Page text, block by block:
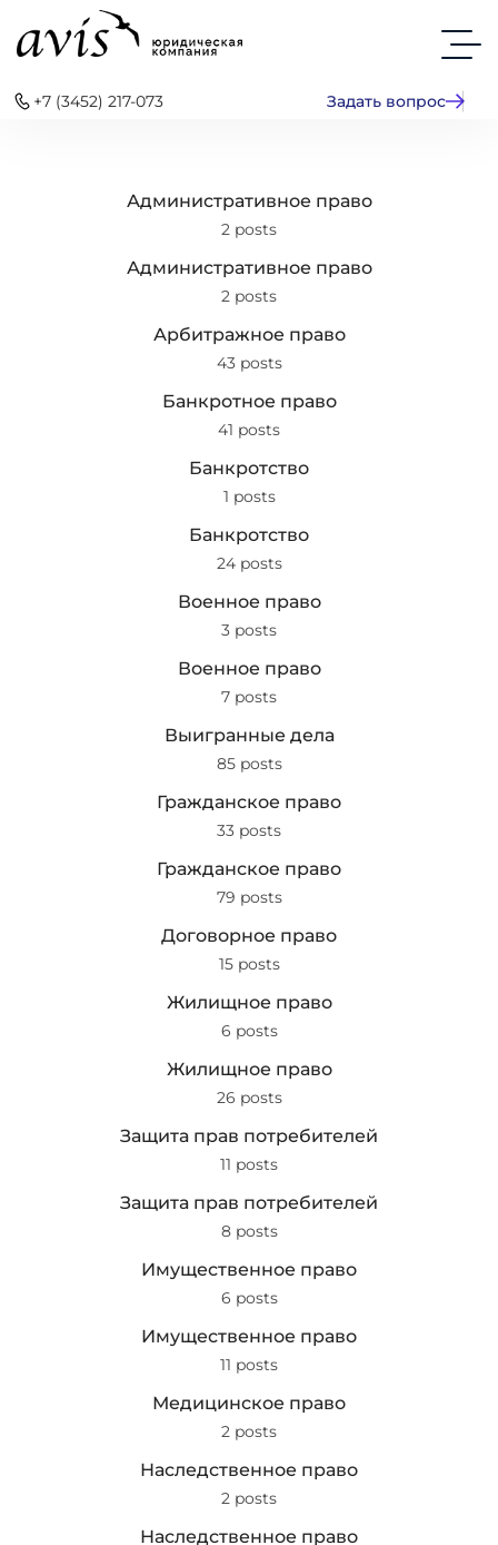
+7 (3452) 217-073 Задать вопрос
Административное право
2 posts
Административное право
2 posts
Арбитражное право
43 posts
Банкротное право
41 posts
Банкротство
1 posts
Банкротство
24 posts
Военное право
3 posts
Военное право
7 posts
Выигранные дела
85 posts
Гражданское право
33 posts
Гражданское право
79 posts
Договорное право
15 posts
Жилищное право
6 posts
Жилищное право
26 posts
Защита прав потребителей
11 posts
Защита прав потребителей
8 posts
Имущественное право
6 posts
Имущественное право
11 posts
Медицинское право
2 posts
Наследственное право
2 posts
Наследственное право